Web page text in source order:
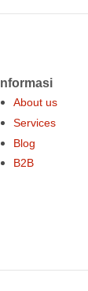
Informasi
About us
Services
Blog
B2B